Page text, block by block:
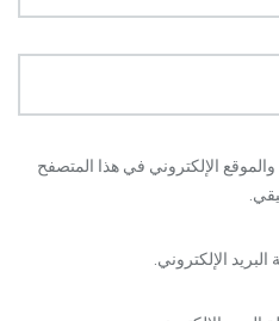
الإلكتروني في هذا المتصفح
الإلكتروني.